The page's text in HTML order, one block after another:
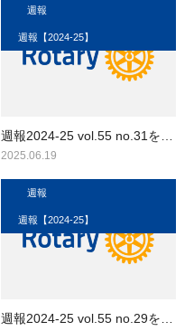
週報2024-25 vol.55 no.31を…
2025.06.19
週報
週報【2024-25】
週報2024-25 vol.55 no.29を…
週報
週報【2024-25】